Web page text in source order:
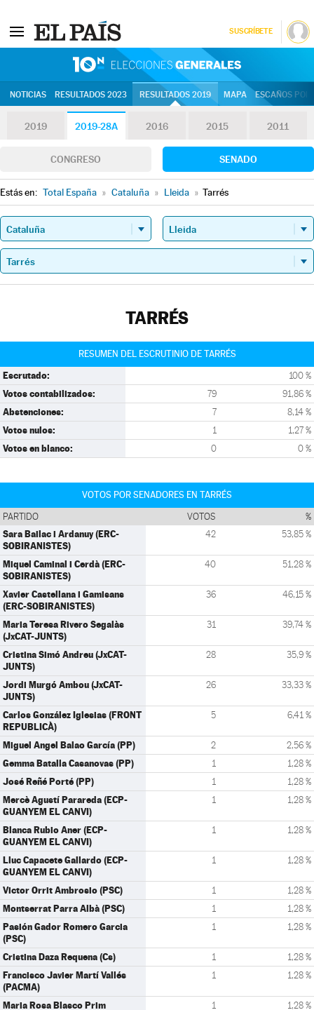
SUSCRÍBETE
NOTICIAS RESULTADOS 2023 RESULTADOS 2019 MAPA ESCAÑOS
2019 2019-28A 2016 2015 2011
CONGRESO SENADO
Estás en: Total España » Cataluña » Lleida » Tarrés
TARRÉS
RESUMEN DEL ESCRUTINIO DE TARRÉS
Escrutado: 100 %
Votos contabilizados: 79 91,86 %
Abstenciones: 7 8,14 %
Votos nulos: 1 1,27 %
Votos en blanco: 0 0 %
VOTOS POR SENADORES EN TARRÉS
PARTIDO VOTOS %
Sara Bailac i Ardanuy (ERC-
SOBIRANISTES)
42 53,85 %
Miquel Caminal i Cerdà (ERC-
SOBIRANISTES)
40 51,28 %
Xavier Castellana i Gamisans
(ERC-SOBIRANISTES)
36 46,15 %
Maria Teresa Rivero Segalàs
(JxCAT-JUNTS)
31 39,74 %
Cristina Simó Andreu (JxCAT-
JUNTS)
28 35,9 %
Jordi Murgó Ambou (JxCAT-
JUNTS)
26 33,33 %
Carlos González Iglesias (FRONT
REPUBLICÀ)
5 6,41 %
Miguel Angel Balao García (PP) 2 2,56 %
Gemma Batalla Casanovas (PP) 1 1,28 %
José Reñé Porté (PP) 1 1,28 %
Mercè Agustí Parareda (ECP-
GUANYEM EL CANVI)
1 1,28 %
Blanca Rubio Aner (ECP-
GUANYEM EL CANVI)
1 1,28 %
Lluc Capacete Gallardo (ECP-
GUANYEM EL CANVI)
1 1,28 %
Victor Orrit Ambrosio (PSC) 1 1,28 %
Montserrat Parra Albà (PSC) 1 1,28 %
Pasión Gador Romero Garcia
(PSC)
1 1,28 %
Cristina Daza Requena (Cs) 1 1,28 %
Francisco Javier Martí Vallés
(PACMA)
1 1,28 %
Maria Rosa Blasco Prim
1 1,28 %